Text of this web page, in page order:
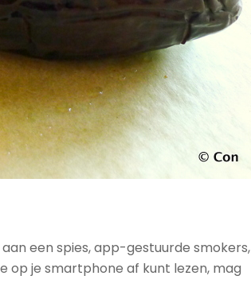
een spies, app-gestuurde smokers,
op je smartphone af kunt lezen, mag